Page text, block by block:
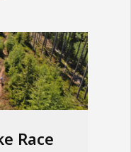
Race